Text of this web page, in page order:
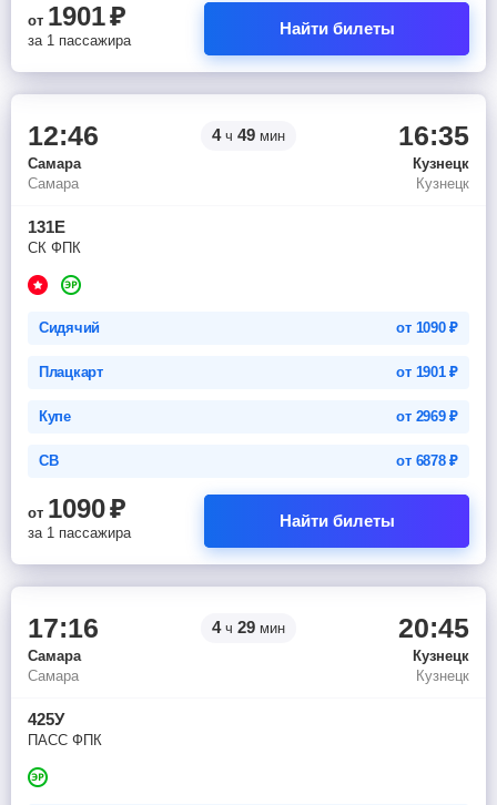
от 1901₽
за 1 пассажира
Найти билеты
12:46 4ч 49 мин 16:35
Самара
Кузнецк
Самара
Кузнецк
131Е
СК ФПК
Сидячий от 1090₽
Плацкарт от 1901₽
Купе от 2969₽
СВ от 6878₽
от 1090₽
за 1 пассажира
Найти билеты
17:16 4ч 29 мин 20:45
Самара
Кузнецк
Самара
Кузнецк
425У
ПАСС ФПК